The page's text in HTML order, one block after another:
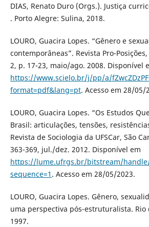
DIAS, Renato Duro (Orgs.). Justiça
. Porto Alegre: Sulina, 2018.
LOURO, Guacira Lopes. “Gênero e
contemporâneas”. Revista Pro-
2, p. 17-23, maio/ago. 2008. Disponível
https://www.scielo.br/j/pp/a/
format=pdf&lang=pt. Acesso em 28/05/
LOURO, Guacira Lopes. “Os Estudos
Brasil: articulações, tensões,
Revista de Sociologia da UFSCar, São
363-369, jul./dez. 2012. Disponível em
https://lume.ufrgs.br/bitstream/
sequence=1 . Acesso em 28/05/2023.
LOURO, Guacira Lopes. Gênero,
uma perspectiva pós-estruturalista. Rio
1997.